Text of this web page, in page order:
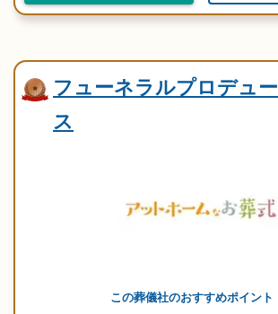
フューネラルプロデュー
ス
この葬儀社のおすすめポイント